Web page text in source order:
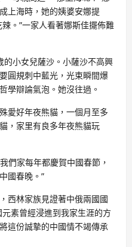
上海時，她的姨婆安娜提
。”一家人看著娜斯佳擺佈難
小女兒薩沙。小薩沙不高興
圓規刺中藍光，光束瞬間爆
學辯論氣泡。她沒往過。
愛好年夜熊貓，一個月至多
，家里有良多年夜熊貓玩
們家每年都慶賀中國春節，
國春晚。”
西林家族見證著中俄兩國國
素曾經浸進到我家生涯的方
這份誠摯的中國情不竭傳承